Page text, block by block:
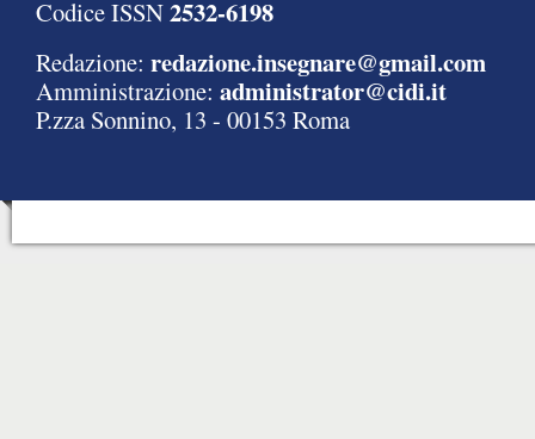
Codice ISSN2532-6198
Redazione: redazione.insegnare@gmail.com
Amministrazione: administrator@cidi.it
P.zza Sonnino, 13 - 00153 Roma